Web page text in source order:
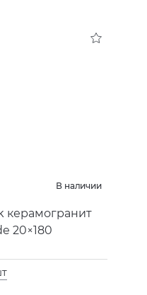
В наличии
керамогранит
20×180